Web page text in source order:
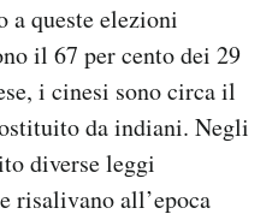
a queste elezioni
il 67 per cento dei 29
i cinesi sono circa il
da indiani. Negli
diverse leggi
risalivano all’epoca